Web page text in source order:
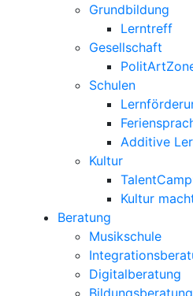
Grundbildung
Lerntreff
Gesellschaft
Schulen
Additive
Kultur
Kultur
Beratung
Musikschule
Digitalberatung
Bildungsberatung